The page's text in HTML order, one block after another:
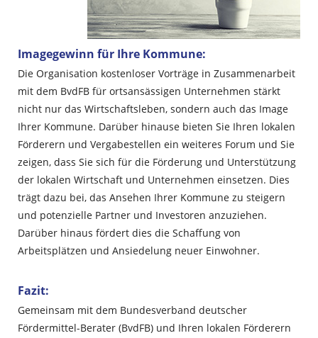
Imagegewinn für Ihre Kommune:
Die Organisation kostenloser Vorträge in Zusammenarbeit
mit dem BvdFB für ortsansässigen Unternehmen stärkt
nicht nur das Wirtschaftsleben, sondern auch das Image
Ihrer Kommune. Darüber hinause bieten Sie Ihren lokalen
Förderern und Vergabestellen ein weiteres Forum und Sie
zeigen, dass Sie sich für die Förderung und Unterstützung
der lokalen Wirtschaft und Unternehmen einsetzen. Dies
trägt dazu bei, das Ansehen Ihrer Kommune zu steigern
und potenzielle Partner und Investoren anzuziehen.
Darüber hinaus fördert dies die Schaffung von
Arbeitsplätzen und Ansiedelung neuer Einwohner.
Fazit:
Gemeinsam mit dem Bundesverband deutscher
Fördermittel-Berater (BvdFB) und Ihren lokalen Förderern